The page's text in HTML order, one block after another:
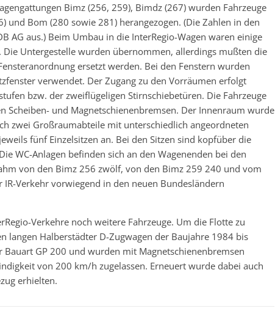
Bimz (256, 259), Bimdz (267) wurden Fahrzeuge
und Bom (280 sowie 281) herangezogen. (Die Zahlen in den
AG aus.) Beim Umbau in die InterRegio-Wagen waren einige
Untergestelle wurden übernommen, allerdings mußten die
ersetzt werden. Bei den Fenstern wurden
verwendet. Der Zugang zu den Vorräumen erfolgt
bzw. der zweiflügeligen Stirnschiebetüren. Die Fahrzeuge
Scheiben- und Magnetschienenbremsen. Der Innenraum wurde
zwei Großraumabteile mit unterschiedlich angeordneten
fünf Einzelsitzen an. Bei den Sitzen sind kopfüber die
WC-Anlagen befinden sich an den Wagenenden bei den
von den Bimz 256 zwölf, von den Bimz 259 240 und vom
Verkehr vorwiegend in den neuen Bundesländern
Verkehre noch weitere Fahrzeuge. Um die Flotte zu
langen Halberstädter D-Zugwagen der Baujahre 1984 bis
GP 200 und wurden mit Magnetschienenbremsen
von 200 km/h zugelassen. Erneuert wurde dabei auch
erhielten.